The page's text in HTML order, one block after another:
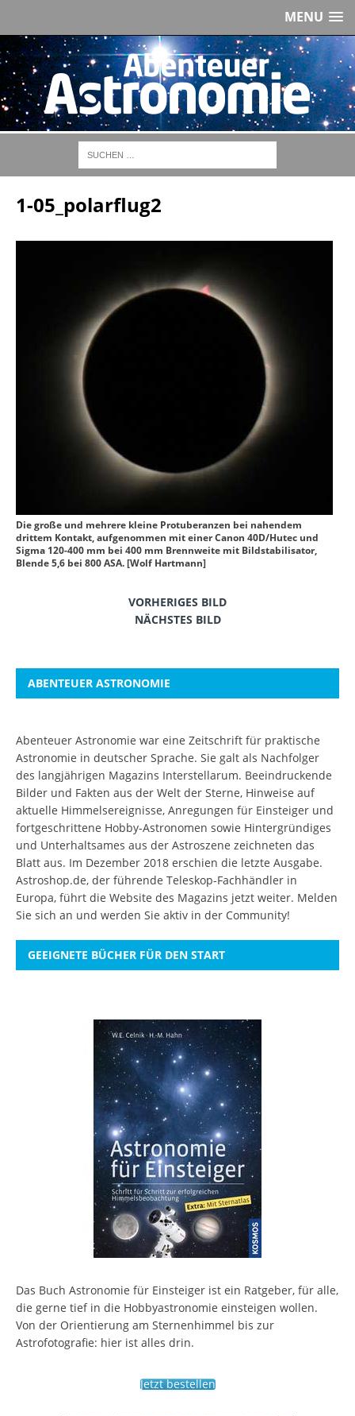
MENU
1-05_polarflug2
Die große und mehrere kleine Protuberanzen bei nahendem
drittem Kontakt, aufgenommen mit einer Canon 40D/Hutec und
Sigma 120-400 mm bei 400 mm Brennweite mit Bildstabilisator,
Blende 5,6 bei 800 ASA. [Wolf Hartmann]
VORHERIGES BILD
NÄCHSTES BILD
ABENTEUER ASTRONOMIE
Abenteuer Astronomie war eine Zeitschrift für praktische
Astronomie in deutscher Sprache. Sie galt als Nachfolger
des langjährigen Magazins Interstellarum. Beeindruckende
Bilder und Fakten aus der Welt der Sterne, Hinweise auf
aktuelle Himmelsereignisse, Anregungen für Einsteiger und
fortgeschrittene Hobby-Astronomen sowie Hintergründiges
und Unterhaltsames aus der Astroszene zeichneten das
Blatt aus. Im Dezember 2018 erschien die letzte Ausgabe.
Astroshop.de, der führende Teleskop-Fachhändler in
Europa, führt die Website des Magazins jetzt weiter. Melden
Sie sich an und werden Sie aktiv in der Community!
GEEIGNETE BÜCHER FÜR DEN START
Das Buch Astronomie für Einsteiger ist ein Ratgeber, für alle,
die gerne tief in die Hobbyastronomie einsteigen wollen.
Von der Orientierung am Sternenhimmel bis zur
Astrofotografie: hier ist alles drin.
Jetzt bestellen